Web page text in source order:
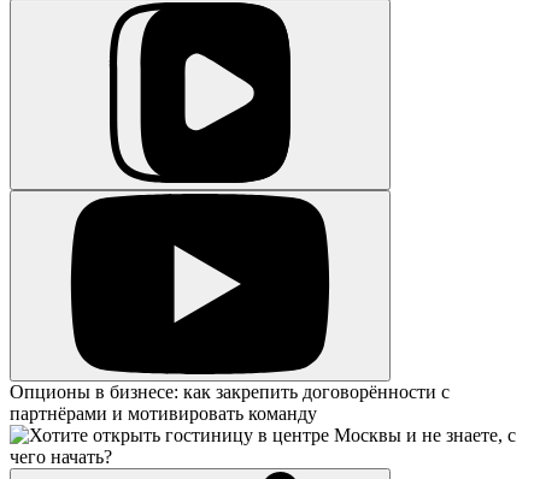
Опционы в бизнесе: как закрепить договорённости с
партнёрами и мотивировать команду